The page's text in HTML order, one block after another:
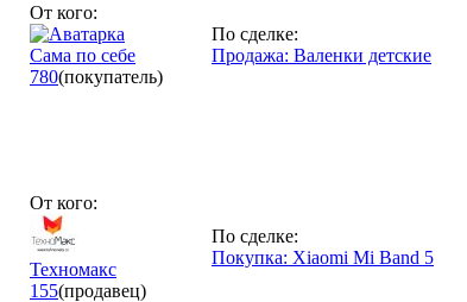
От кого:
Сама по себе
780(покупатель)
По сделке:
Продажа: Валенки детские
От кого:
Техномакс
155(продавец)
По сделке:
Покупка: Xiaomi Mi Band 5